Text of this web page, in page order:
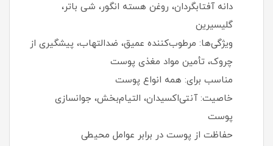
دانه آفتابگردان، روغن هسته انگور، شی باتر،
گلیسیرین
ویژگی‌ها: مرطوب‌کننده عمیق، ضدالتهاب، پیشگیری از
چروک، تأمین مواد مغذی پوست
مناسب برای: همه انواع پوست
خاصیت: آنتی‌اکسیدان، التیام‌بخش، جوانسازی
پوست
حفاظت از پوست در برابر عوامل محیطی